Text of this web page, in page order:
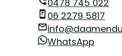
0478 745 022
06 2279 5817
WhatsApp